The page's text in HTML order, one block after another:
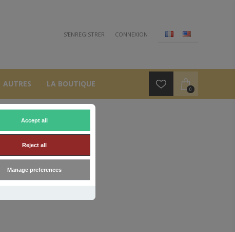
Accept all
Reject all
Manage preferences
S'ENREGISTRER CONNEXION
AUTRES LA BOUTIQUE
0